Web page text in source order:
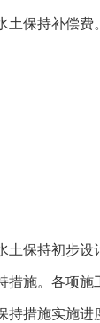
保持补偿费
持初步设
。各项施
持措施实施